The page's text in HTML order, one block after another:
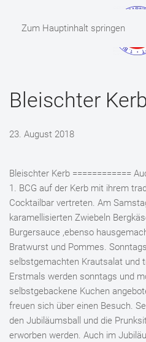
Zum Hauptinhalt springen
MENÜ
Bleischter
23. August 2018
Bleischter Kerb ============
1. BCG auf der Kerb mit ihrem
Cocktailbar vertreten. Am
karamellisierten Zwiebeln
Burgersauce ,ebenso
Bratwurst und Pommes.
selbstgemachten Krautsalat und
Erstmals werden sonntags und
selbstgebackene Kuchen
freuen sich über einen Besuch.
den Jubiläumsball und die
erworben werden. Auch im